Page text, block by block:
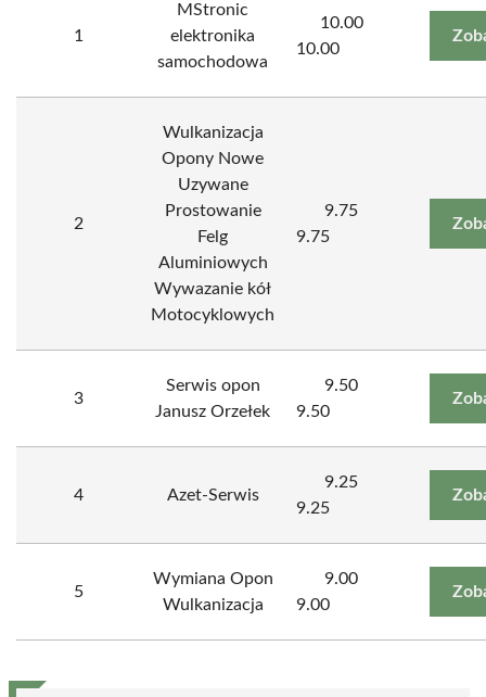
1
MStronic
elektronika
samochodowa
10.00
10.00
2
Wulkanizacja
Opony Nowe
Uzywane
Prostowanie
Felg
Aluminiowych
Wywazanie kół
Motocyklowych
9.75
9.75
3
Serwis opon
Janusz Orzełek
9.50
9.50
4 Azet-Serwis
9.25
9.25
5
Wymiana Opon
Wulkanizacja
9.00
9.00